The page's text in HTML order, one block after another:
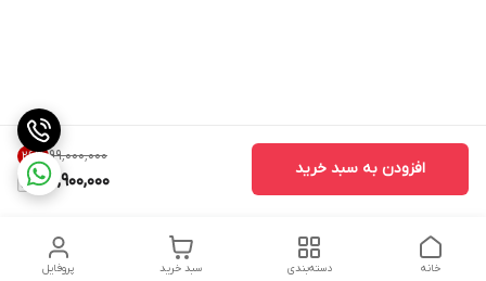
۹۹٬۰۰۰٬۰۰۰ 26%
72,900,000
افزودن به سبد خرید
پروفایل سبد خرید دسته‌بندی خانه